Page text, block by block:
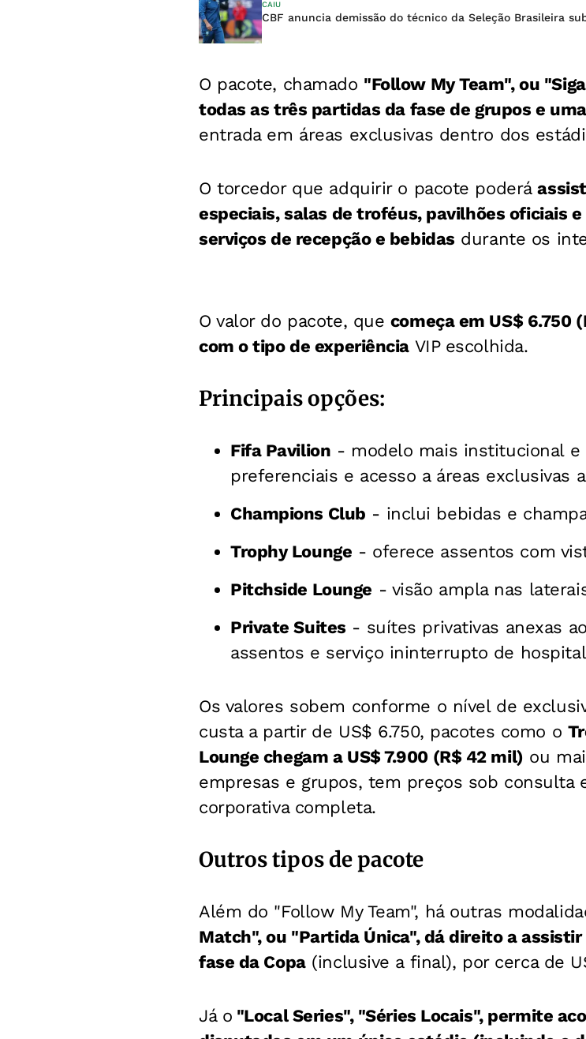
CAIU
CBF anuncia demissão do técnico da Seleção Brasileira
O pacote, chamado "Follow My Team", ou
todas as três partidas da fase de grupos e
entrada em áreas exclusivas dentro dos
O torcedor que adquirir o pacote poderá
especiais, salas de troféus, pavilhões oficiais
serviços de recepção e bebidas durante os
O valor do pacote, que começa em US$ 6.750
com o tipo de experiência VIP escolhida.
Principais opções:
Fifa Pavilion - modelo mais institucional e
preferenciais e acesso a áreas exclusivas
Champions Club - inclui bebidas e
Trophy Lounge - oferece assentos com
Pitchside Lounge - visão ampla nas
Private Suites - suítes privativas anexas
assentos e serviço ininterrupto de
Os valores sobem conforme o nível de
custa a partir de US$ 6.750, pacotes como o
Lounge chegam a US$ 7.900 (R$ 42 mil) ou
empresas e grupos, tem preços sob consulta
corporativa completa.
Outros tipos de pacote
Além do "Follow My Team", há outras
Match", ou "Partida Única", dá direito a
fase da Copa(inclusive a final), por cerca de
Já o "Local Series", "Séries Locais", permite